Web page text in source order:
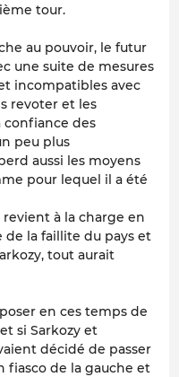
tour.
au pouvoir, le futur
une suite de mesures
incompatibles avec
revoter et les
confiance des
peu plus
aussi les moyens
pour lequel il a été
à la charge en
de la faillite du pays et
tout aurait
en ces temps de
si Sarkozy et
décidé de passer
fiasco de la gauche et